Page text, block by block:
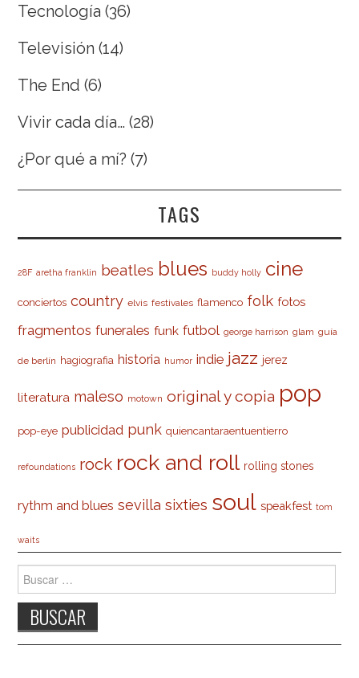
Tecnología (36)
Televisión (14)
The End (6)
Vivir cada día… (28)
¿Por qué a mí? (7)
TAGS
28F aretha franklin beatles blues buddy holly cine
conciertos country elvis festivales flamenco folk fotos
fragmentos funerales funk futbol george harrison glam guía
de berlín hagiografia historia humor indie jazz jerez
literatura maleso motown original y copia pop
pop-eye publicidad punk quiencantaraentuentierro
refoundations rock rock and roll rolling stones
rythm and blues sevilla sixties soul speakfest tom
waits
Buscar: